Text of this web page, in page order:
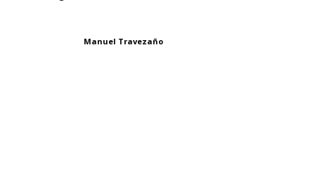
Manuel Travezaño